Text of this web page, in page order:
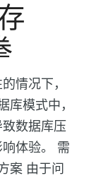
情况下，
模式中，
数据库压
体验。 需
案 由于问